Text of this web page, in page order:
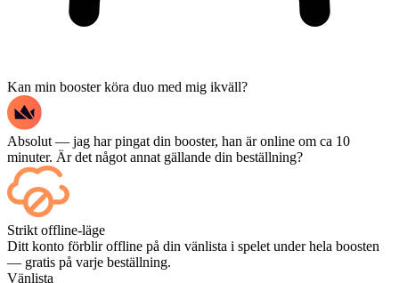
Kan min booster köra duo med mig ikväll?
Absolut — jag har pingat din booster, han är online om ca 10
minuter. Är det något annat gällande din beställning?
Japp – varje match visas på din kontrollpanel så fort den är avslutad,
och om du vill se själva matcherna kan du lägga till Streaming i
kassan.
Strikt offline-läge
Ditt konto förblir offline på din vänlista i spelet under hela boosten
— gratis på varje beställning.
Vänlista